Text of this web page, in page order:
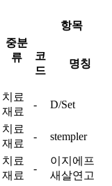
중분
류
항목
코
드
명칭
치료
재료
- D/Set
치료
재료
- stempler
치료
재료
-
이지에프
새살연고